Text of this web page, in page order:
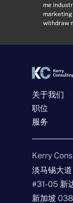
称
*
子
邮
t
me
withdraw
关于我们
职位
服务
Kerry
淡马锡大
#31-05 新
新加坡